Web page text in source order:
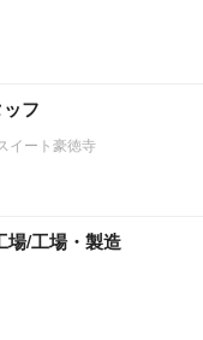
フ
イート豪徳寺
場/工場・製造